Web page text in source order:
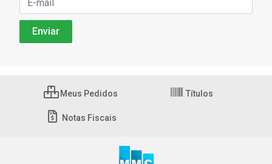
Meus Pedidos Títulos
Notas Fiscais